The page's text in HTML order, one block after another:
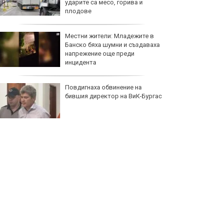
ударите са месо, горива и
плодове
Местни жители: Младежите в
Банско бяха шумни и създаваха
напрежение още преди
инцидента
Повдигнаха обвинение на
бившия директор на ВиК-Бургас